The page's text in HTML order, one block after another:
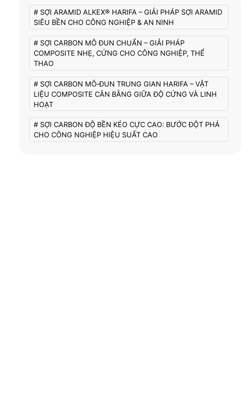
# SỢI ARAMID ALKEX® HARIFA – GIẢI PHÁP SỢI ARAMID
SIÊU BỀN CHO CÔNG NGHIỆP & AN NINH
# SỢI CARBON MÔ ĐUN CHUẨN – GIẢI PHÁP
COMPOSITE NHẸ, CỨNG CHO CÔNG NGHIỆP, THỂ
THAO
# SỢI CARBON MÔ‑ĐUN TRUNG GIAN HARIFA – VẬT
LIỆU COMPOSITE CÂN BẰNG GIỮA ĐỘ CỨNG VÀ LINH
HOẠT
# SỢI CARBON ĐỘ BỀN KÉO CỰC CAO: BƯỚC ĐỘT PHÁ
CHO CÔNG NGHIỆP HIỆU SUẤT CAO